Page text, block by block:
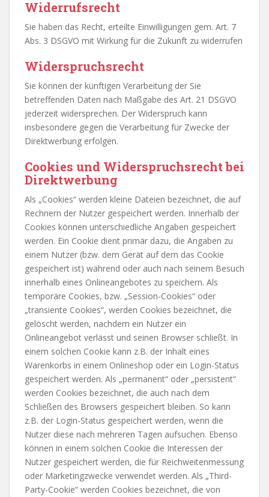
Widerrufsrecht
Sie haben das Recht, erteilte Einwilligungen gem. Art. 7
Abs. 3 DSGVO mit Wirkung für die Zukunft zu widerrufen
Widerspruchsrecht
Sie können der künftigen Verarbeitung der Sie
betreffenden Daten nach Maßgabe des Art. 21 DSGVO
jederzeit widersprechen. Der Widerspruch kann
insbesondere gegen die Verarbeitung für Zwecke der
Direktwerbung erfolgen.
Cookies und Widerspruchsrecht bei
Direktwerbung
Als „Cookies“ werden kleine Dateien bezeichnet, die auf
Rechnern der Nutzer gespeichert werden. Innerhalb der
Cookies können unterschiedliche Angaben gespeichert
werden. Ein Cookie dient primär dazu, die Angaben zu
einem Nutzer (bzw. dem Gerät auf dem das Cookie
gespeichert ist) während oder auch nach seinem Besuch
innerhalb eines Onlineangebotes zu speichern. Als
temporäre Cookies, bzw. „Session-Cookies“ oder
„transiente Cookies“, werden Cookies bezeichnet, die
gelöscht werden, nachdem ein Nutzer ein
Onlineangebot verlässt und seinen Browser schließt. In
einem solchen Cookie kann z.B. der Inhalt eines
Warenkorbs in einem Onlineshop oder ein Login-Status
gespeichert werden. Als „permanent“ oder „persistent“
werden Cookies bezeichnet, die auch nach dem
Schließen des Browsers gespeichert bleiben. So kann
z.B. der Login-Status gespeichert werden, wenn die
Nutzer diese nach mehreren Tagen aufsuchen. Ebenso
können in einem solchen Cookie die Interessen der
Nutzer gespeichert werden, die für Reichweitenmessung
oder Marketingzwecke verwendet werden. Als „Third-
Party-Cookie“ werden Cookies bezeichnet, die von